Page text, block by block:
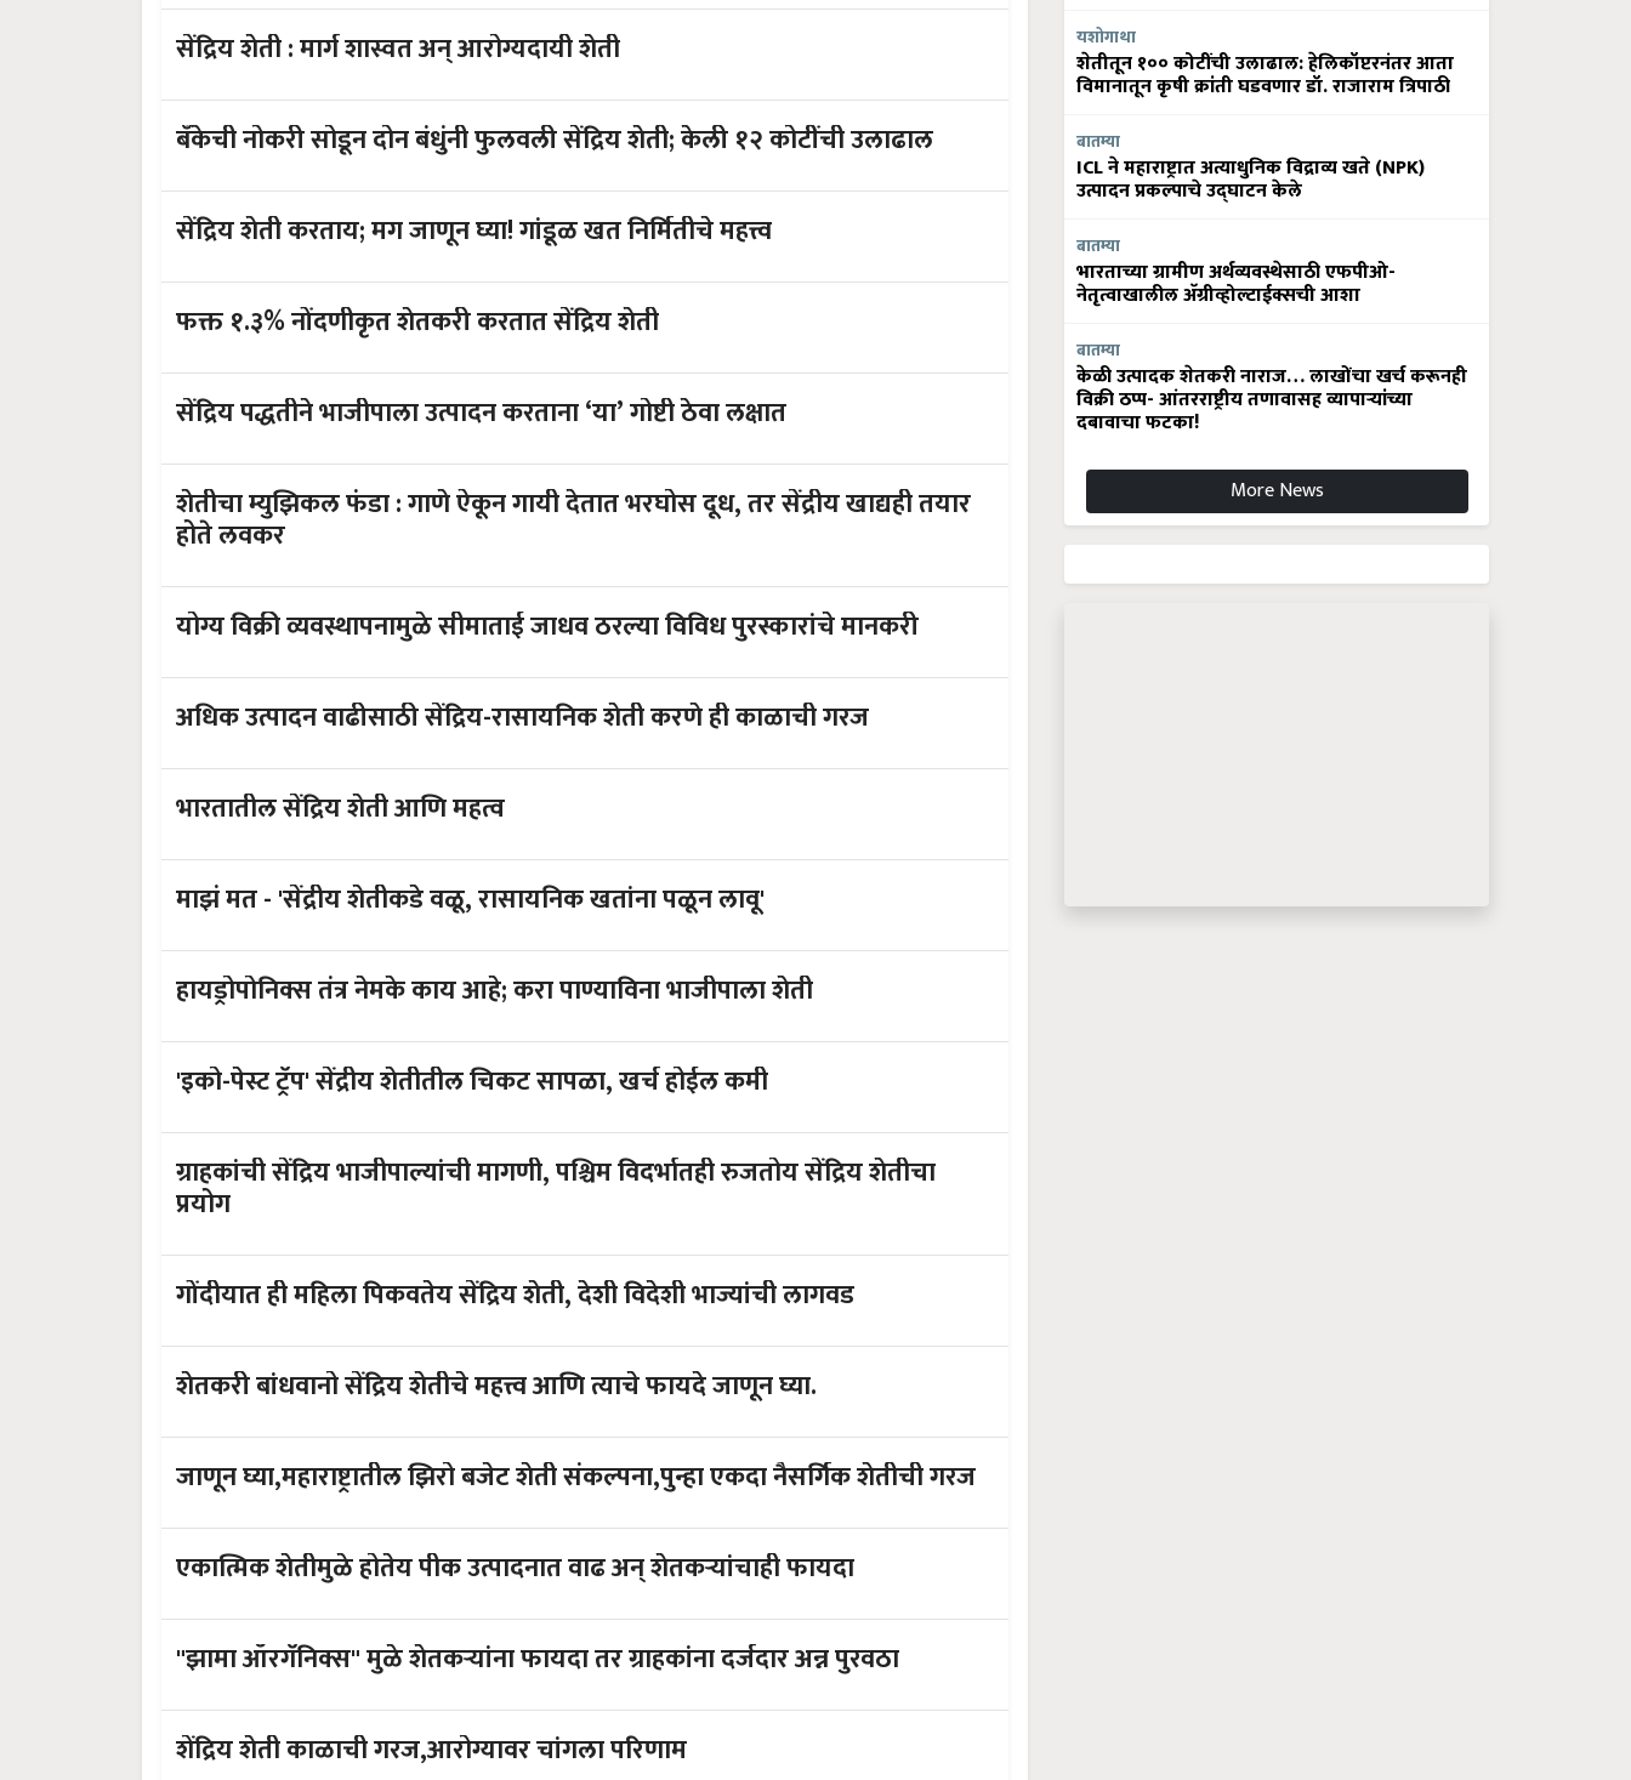
सेंद्रिय शेती : मार्ग शास्वत अन् आरोग्यदायी शेती
बँकेची नोकरी सोडून दोन बंधुंनी फुलवली सेंद्रिय शेती; केली १२ कोटींची उलाढाल
सेंद्रिय शेती करताय; मग जाणून घ्या! गांडूळ खत निर्मितीचे महत्त्व
फक्त १.३% नोंदणीकृत शेतकरी करतात सेंद्रिय शेती
सेंद्रिय पद्धतीने भाजीपाला उत्पादन करताना ‘या’ गोष्टी ठेवा लक्षात
शेतीचा म्युझिकल फंडा : गाणे ऐकून गायी देतात भरघोस दूध, तर सेंद्रीय खाद्यही तयार
होते लवकर
योग्य विक्री व्यवस्थापनामुळे सीमाताई जाधव ठरल्या विविध पुरस्कारांचे मानकरी
अधिक उत्पादन वाढीसाठी सेंद्रिय-रासायनिक शेती करणे ही काळाची गरज
भारतातील सेंद्रिय शेती आणि महत्व
माझं मत - 'सेंद्रीय शेतीकडे वळू, रासायनिक खतांना पळून लावू'
हायड्रोपोनिक्स तंत्र नेमके काय आहे; करा पाण्याविना भाजीपाला शेती
'इको-पेस्ट ट्रॅप' सेंद्रीय शेतीतील चिकट सापळा, खर्च होईल कमी
ग्राहकांची सेंद्रिय भाजीपाल्यांची मागणी, पश्चिम विदर्भातही रुजतोय सेंद्रिय शेतीचा
प्रयोग
गोंदीयात ही महिला पिकवतेय सेंद्रिय शेती, देशी विदेशी भाज्यांची लागवड
शेतकरी बांधवानो सेंद्रिय शेतीचे महत्त्व आणि त्याचे फायदे जाणून घ्या.
जाणून घ्या,महाराष्ट्रातील झिरो बजेट शेती संकल्पना,पुन्हा एकदा नैसर्गिक शेतीची गरज
एकात्मिक शेतीमुळे होतेय पीक उत्पादनात वाढ अन् शेतकऱ्यांचाही फायदा
"झामा ऑरगॅनिक्स" मुळे शेतकऱ्यांना फायदा तर ग्राहकांना दर्जदार अन्न पुरवठा
शेंद्रिय शेती काळाची गरज,आरोग्यावर चांगला परिणाम
यशोगाथा
शेतीतून १०० कोटींची उलाढाल: हेलिकॉप्टरनंतर आता
विमानातून कृषी क्रांती घडवणार डॉ. राजाराम त्रिपाठी
बातम्या
ICL ने महाराष्ट्रात अत्याधुनिक विद्राव्य खते (NPK)
उत्पादन प्रकल्पाचे उद्घाटन केले
बातम्या
भारताच्या ग्रामीण अर्थव्यवस्थेसाठी एफपीओ-
नेतृत्वाखालील अ‍ॅग्रीव्होल्टाईक्सची आशा
बातम्या
केळी उत्पादक शेतकरी नाराज… लाखोंचा खर्च करूनही
विक्री ठप्प- आंतरराष्ट्रीय तणावासह व्यापाऱ्यांच्या
दबावाचा फटका!
More News